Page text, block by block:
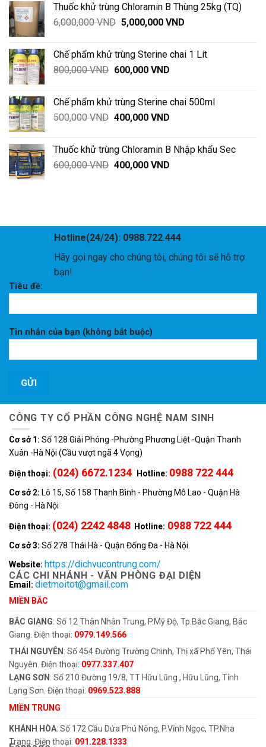
là:
230,000 VND.
tại
là:
Thuốc khử trùng Chloramin B Thùng 25kg (TQ)
6,000,000VND Giá
6,000,000 VND.
5,000,000 VNDGiá
là:
Chế phẩm khử trùng Sterine chai 1 Lít
800,000VND Giá
800,000 VND.
600,000 VNDGiá
là:
600,000 VND.
Chế phẩm khử trùng Sterine chai 500ml
500,000VND Giá
500,000 VND.
400,000 VNDGiá
là:
400,000 VND.
Thuốc khử trùng Chloramin B Nhập khẩu Sec
600,000VND Giá
400,000 VNDGiá
Hotline(24/24): 0988.722.444
Hãy gọi ngay cho chúng tôi, chúng tôi sẽ hỗ trợ
bạn!
Tiêu đề:
Tin nhắn của bạn (không bắt buộc)
CÔNG TY CỔ PHẦN CÔNG NGHỆ NAM SINH
Cơ sở 1: Số 128 Giải Phóng -Phường Phương Liệt -Quận Thanh
Xuân -Hà Nội (Cầu vượt ngã 4 Vọng)
Điện thoại: (024) 6672.1234 Hotline: 0988 722 444
Cơ sở 2: Lô 15, Số 158 Thanh Bình - Phường Mỗ Lao - Quận Hà
Đông - Hà Nội
Điện thoại: (024) 2242 4848 Hotline: 0988 722 444
Cơ sở 3: Số 278 Thái Hà - Quận Đống Đa - Hà Nội
Website: https://dichvucontrung.com/
Email: dietmoitot@gmail.com
CÁC CHI NHÁNH - VĂN PHÒNG ĐẠI DIỆN
MIỀN BẮC
BẮC GIANG: Số 12 Thân Nhân Trung, P.Mỹ Độ, Tp.Bắc Giang, Bắc
Giang. Điện thoại: 0979.149.566
THÁI NGUYÊN : Số 454 Đường Trường Chinh, Thị xã Phổ Yên, Thái
Nguyên. Điện thoại: 0977.337.407
LẠNG SƠN : Số 210 Đường 19/8, TT Hữu Lũng , Hữu Lũng, Tỉnh
Lạng Sơn. Điện thoại: 0969.523.888
MIỀN TRUNG
KHÁNH HÒA: Số 172 Cầu Dứa Phú Nông, P.Vĩnh Ngọc, TP.Nha
Trang. Điện thoại: 091.228.1333